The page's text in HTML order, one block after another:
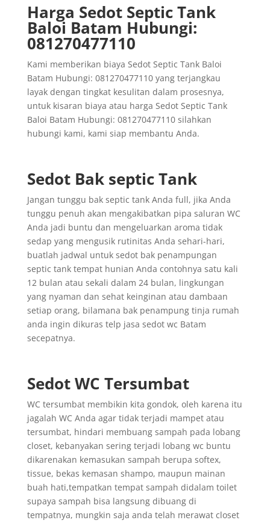
Harga Sedot Septic Tank
Baloi Batam Hubungi:
081270477110
Kami memberikan biaya Sedot Septic Tank Baloi
Batam Hubungi: 081270477110 yang terjangkau
layak dengan tingkat kesulitan dalam prosesnya,
untuk kisaran biaya atau harga Sedot Septic Tank
Baloi Batam Hubungi: 081270477110 silahkan
hubungi kami, kami siap membantu Anda.
Sedot Bak septic Tank
Jangan tunggu bak septic tank Anda full, jika Anda
tunggu penuh akan mengakibatkan pipa saluran WC
Anda jadi buntu dan mengeluarkan aroma tidak
sedap yang mengusik rutinitas Anda sehari-hari,
buatlah jadwal untuk sedot bak penampungan
septic tank tempat hunian Anda contohnya satu kali
12 bulan atau sekali dalam 24 bulan, lingkungan
yang nyaman dan sehat keinginan atau dambaan
setiap orang, bilamana bak penampung tinja rumah
anda ingin dikuras telp jasa sedot wc Batam
secepatnya.
Sedot WC Tersumbat
WC tersumbat membikin kita gondok, oleh karena itu
jagalah WC Anda agar tidak terjadi mampet atau
tersumbat, hindari membuang sampah pada lobang
closet, kebanyakan sering terjadi lobang wc buntu
dikarenakan kemasukan sampah berupa softex,
tissue, bekas kemasan shampo, maupun mainan
buah hati,tempatkan tempat sampah didalam toilet
supaya sampah bisa langsung dibuang di
tempatnya, mungkin saja anda telah merawat closet